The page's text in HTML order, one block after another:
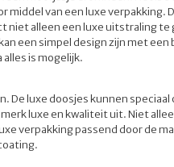
van een luxe verpakking.
alleen een luxe uitstraling te
een simpel design zijn met
is mogelijk.
De luxe doosjes kunnen
luxe en kwaliteit uit. Niet
verpakking passend door de